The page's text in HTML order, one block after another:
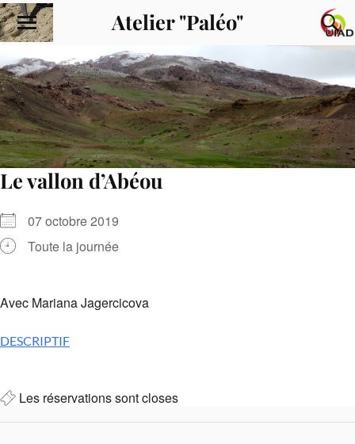
Atelier "Paléo"
Le vallon d’Abéou
07 octobre 2019
Toute la journée
Avec Mariana Jagercicova
DESCRIPTIF
Les réservations sont closes